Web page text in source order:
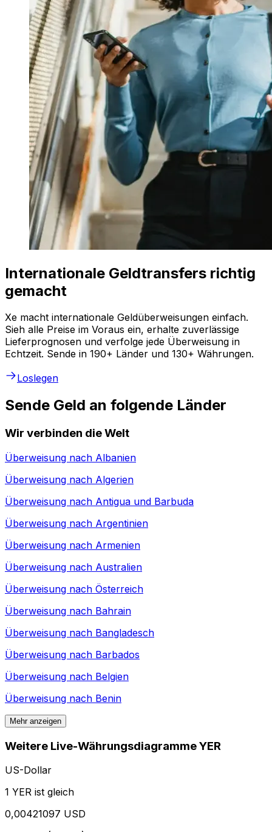
Internationale Geldtransfers richtig
gemacht
Xe macht internationale Geldüberweisungen einfach.
Sieh alle Preise im Voraus ein, erhalte zuverlässige
Lieferprognosen und verfolge jede Überweisung in
Echtzeit. Sende in 190+ Länder und 130+ Währungen.
Loslegen
Sende Geld an folgende Länder
Wir verbinden die Welt
Überweisung nach Albanien
Überweisung nach Algerien
Überweisung nach Antigua und Barbuda
Überweisung nach Argentinien
Überweisung nach Armenien
Überweisung nach Australien
Überweisung nach Österreich
Überweisung nach Bahrain
Überweisung nach Bangladesch
Überweisung nach Barbados
Überweisung nach Belgien
Überweisung nach Benin
Mehr anzeigen
Weitere Live-Währungsdiagramme YER
US-Dollar
1 YER ist gleich
0,00421097 USD